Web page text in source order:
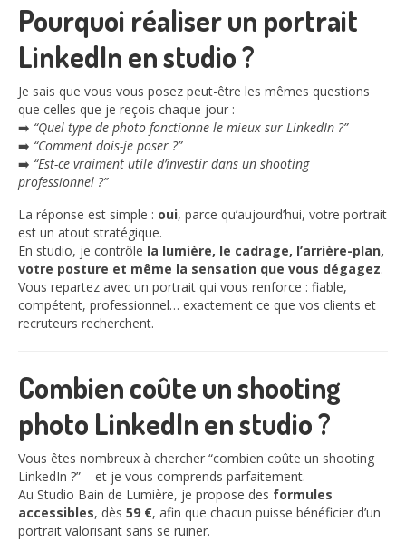
Pourquoi réaliser un portrait
LinkedIn en studio ?
Je sais que vous vous posez peut-être les mêmes questions
que celles que je reçois chaque jour :
➡️ “Quel type de photo fonctionne le mieux sur LinkedIn ?”
➡️ “Comment dois-je poser ?”
➡️ “Est-ce vraiment utile d’investir dans un shooting
professionnel ?”
La réponse est simple : oui, parce qu’aujourd’hui, votre portrait
est un atout stratégique.
En studio, je contrôle la lumière, le cadrage, l’arrière-plan,
votre posture et même la sensation que vous dégagez.
Vous repartez avec un portrait qui vous renforce : fiable,
compétent, professionnel… exactement ce que vos clients et
recruteurs recherchent.
Combien coûte un shooting
photo LinkedIn en studio ?
Vous êtes nombreux à chercher “combien coûte un shooting
LinkedIn ?” – et je vous comprends parfaitement.
Au Studio Bain de Lumière, je propose des formules
accessibles, dès 59 €, afin que chacun puisse bénéficier d’un
portrait valorisant sans se ruiner.